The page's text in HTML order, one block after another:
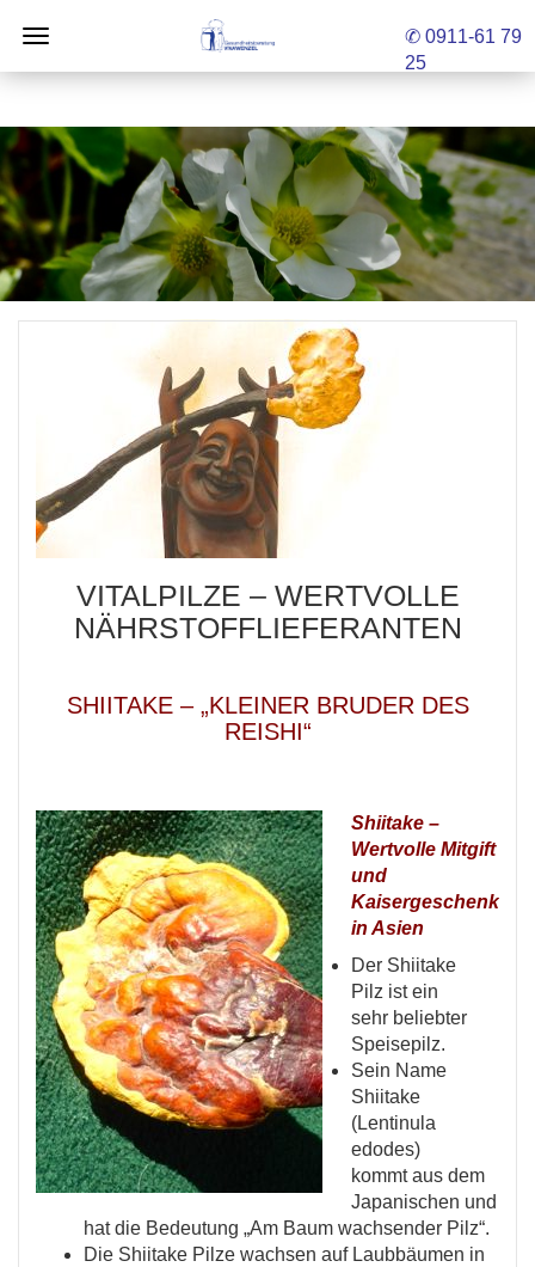
✆ 0911-61 79
25
VITALPILZE – WERTVOLLE
NÄHRSTOFFLIEFERANTEN
SHIITAKE – „KLEINER BRUDER DES
REISHI“
Shiitake –
Wertvolle Mitgift
und
Kaisergeschenk
in Asien
Der Shiitake
Pilz ist ein
sehr beliebter
Speisepilz.
Sein Name
Shiitake
(Lentinula
edodes)
kommt aus dem
Japanischen und
hat die Bedeutung „Am Baum wachsender Pilz“.
Die Shiitake Pilze wachsen auf Laubbäumen in